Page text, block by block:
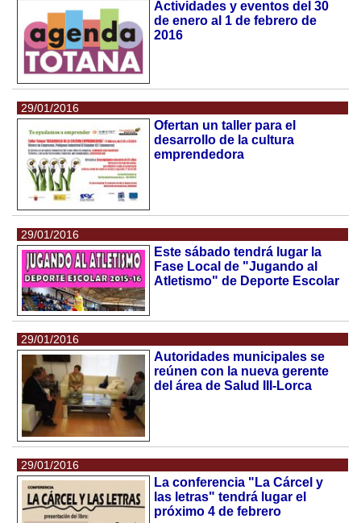
Actividades y eventos del 30
de enero al 1 de febrero de
2016
29/01/2016
Ofertan un taller para el
desarrollo de la cultura
emprendedora
29/01/2016
Este sábado tendrá lugar la
Fase Local de "Jugando al
Atletismo" de Deporte Escolar
29/01/2016
Autoridades municipales se
reúnen con la nueva gerente
del área de Salud III-Lorca
29/01/2016
La conferencia "La Cárcel y
las letras" tendrá lugar el
próximo 4 de febrero